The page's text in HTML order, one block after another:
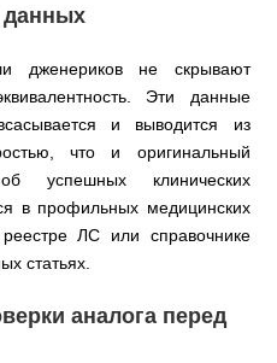
данных
дженериков не скрывают
Эти данные
и выводится из
что и оригинальный
успешных клинических
в профильных медицинских
ЛС или справочнике
статьях.
аналога перед